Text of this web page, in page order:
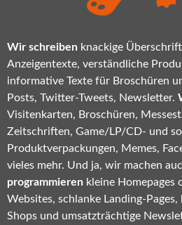
Wir schreiben knackige
Anzeigentexte, verständliche
informative Texte für Broschüren
Posts, Twitter-Tweets, Newsletter.
Visitenkarten, Broschüren,
Zeitschriften, Game/LP/CD- und
Produktverpackungen, Memes,
vieles mehr. Und ja, wir machen
programmieren kleine Homepages
Websites, schlanke Landing-
Shops und umsatzträchtige